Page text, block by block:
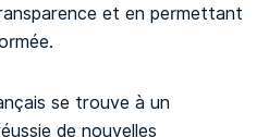
et en permettant
se trouve à un
de nouvelles